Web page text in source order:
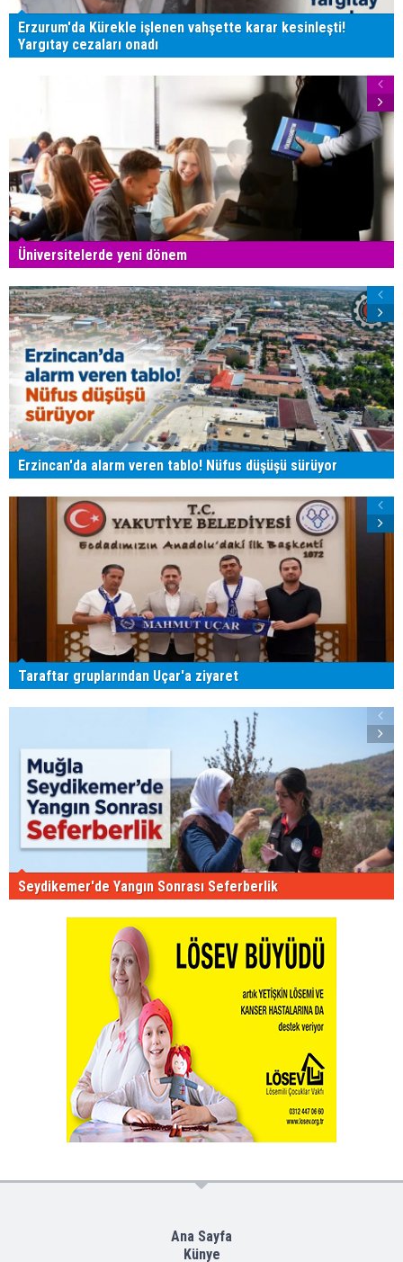
Erzurum'da Kürekle işlenen vahşette karar kesinleşti!
Yargıtay cezaları onadı
Üniversitelerde yeni dönem
Erzincan'da alarm veren tablo! Nüfus düşüşü sürüyor
Taraftar gruplarından Uçar'a ziyaret
Seydikemer'de Yangın Sonrası Seferberlik
Ana Sayfa
Künye